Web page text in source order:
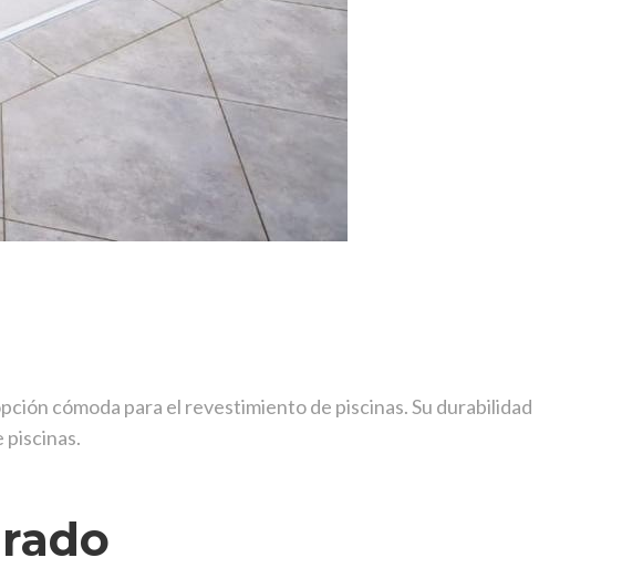
cómoda para el revestimiento de piscinas. Su durabilidad
piscinas.